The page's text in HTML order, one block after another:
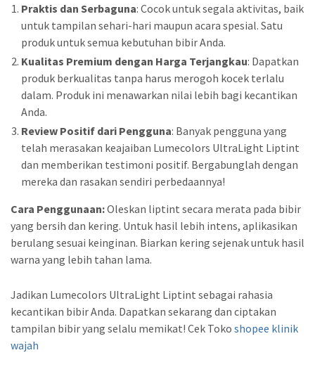
Praktis dan Serbaguna: Cocok untuk segala aktivitas, baik
untuk tampilan sehari-hari maupun acara spesial. Satu
produk untuk semua kebutuhan bibir Anda.
Kualitas Premium dengan Harga Terjangkau: Dapatkan
produk berkualitas tanpa harus merogoh kocek terlalu
dalam. Produk ini menawarkan nilai lebih bagi kecantikan
Anda.
Review Positif dari Pengguna: Banyak pengguna yang
telah merasakan keajaiban Lumecolors UltraLight Liptint
dan memberikan testimoni positif. Bergabunglah dengan
mereka dan rasakan sendiri perbedaannya!
Cara Penggunaan:Oleskan liptint secara merata pada bibir
yang bersih dan kering. Untuk hasil lebih intens, aplikasikan
berulang sesuai keinginan. Biarkan kering sejenak untuk hasil
warna yang lebih tahan lama.
Jadikan Lumecolors UltraLight Liptint sebagai rahasia
kecantikan bibir Anda. Dapatkan sekarang dan ciptakan
tampilan bibir yang selalu memikat! Cek Toko shopee klinik
wajah